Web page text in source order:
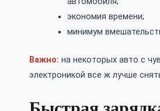
экономия времени;
минимум
Важно: на некоторых авто с
электроникой все ж лучше